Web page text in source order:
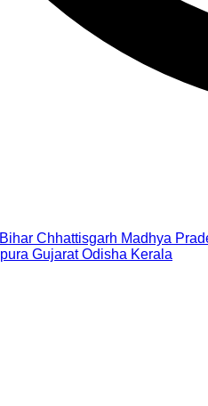
Bihar Chhattisgarh Madhya
Gujarat Odisha Kerala